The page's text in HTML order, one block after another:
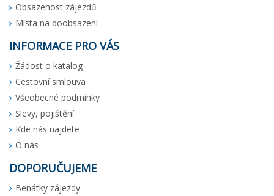
Obsazenost zájezdů
Místa na doobsazení
INFORMACE PRO VÁS
Žádost o katalog
Cestovní smlouva
Všeobecné podmínky
Slevy, pojištění
Kde nás najdete
O nás
DOPORUČUJEME
Benátky zájezdy